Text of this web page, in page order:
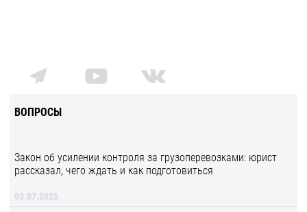
ВОПРОСЫ
Закон об усилении контроля за грузоперевозками: юрист
рассказал, чего ждать и как подготовиться
03.07.2025